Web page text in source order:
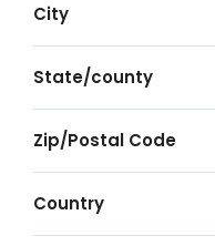
City
State/county
Zip/Postal Code
Country